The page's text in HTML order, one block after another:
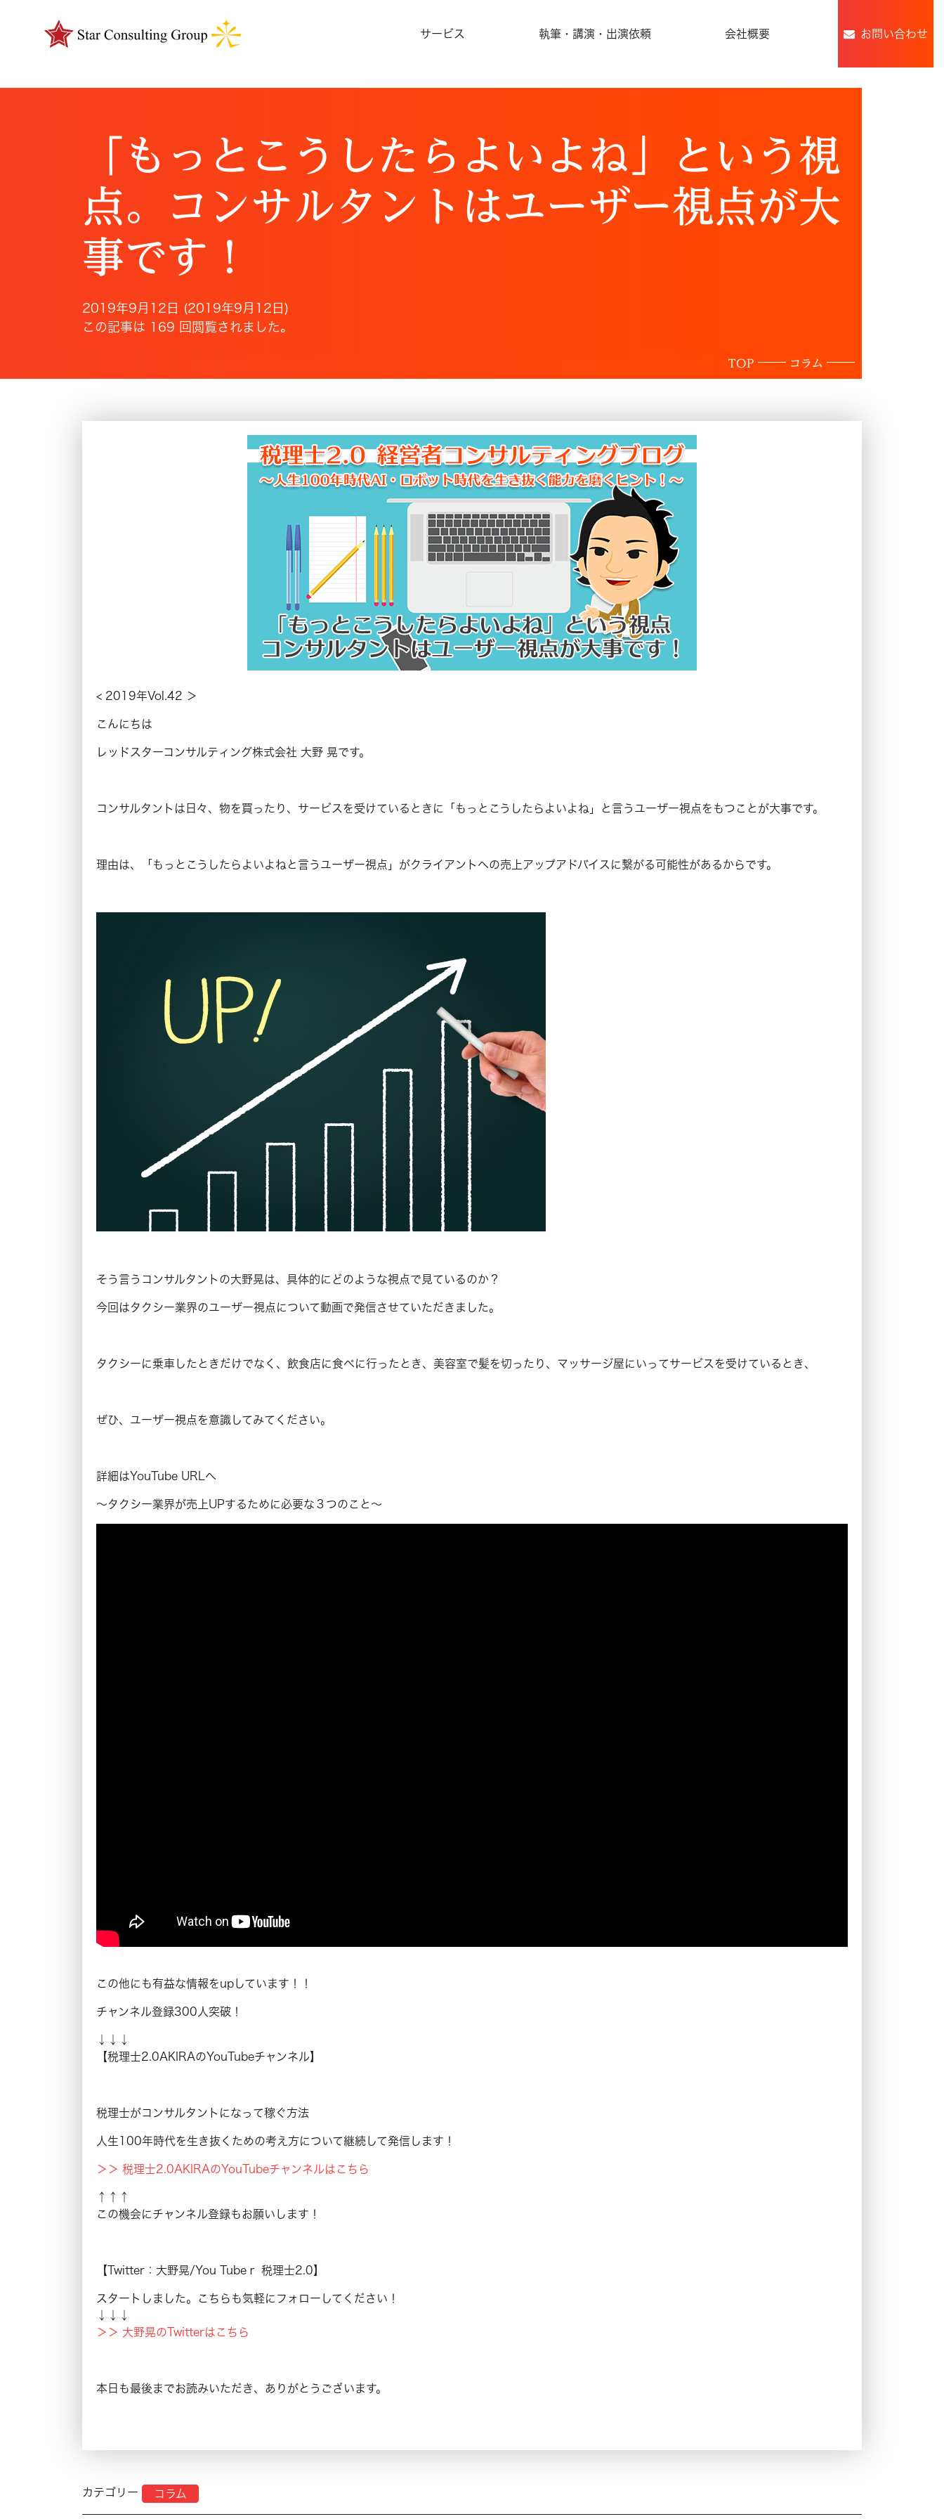
サービス 執筆・講演・出演依頼 会社概要 お問い合わせ
「もっとこうしたらよいよね」という視
点。コンサルタントはユーザー視点が大
事です！
2019年9月12日
(2019年9月12日)
この記事は 169 回閲覧されました。
TOP コラム
< 2019年Vol.42 ＞
こんにちは
レッドスターコンサルティング株式会社 大野 晃です。
コンサルタントは日々、物を買ったり、サービスを受けているときに「もっとこうしたらよいよね」と言うユーザー視点をもつことが大事です。
理由は、「もっとこうしたらよいよねと言うユーザー視点」がクライアントへの売上アップアドバイスに繋がる可能性があるからです。
そう言うコンサルタントの大野晃は、具体的にどのような視点で見ているのか？
今回はタクシー業界のユーザー視点について動画で発信させていただきました。
タクシーに乗車したときだけでなく、飲食店に食べに行ったとき、美容室で髪を切ったり、マッサージ屋にいってサービスを受けているとき、
ぜひ、ユーザー視点を意識してみてください。
詳細はYouTube URLへ
〜タクシー業界が売上UPするために必要な３つのこと〜
この他にも有益な情報をupしています！！
チャンネル登録300人突破！
↓↓↓
【税理士2.0AKIRAのYouTubeチャンネル】
税理士がコンサルタントになって稼ぐ方法
人生100年時代を生き抜くための考え方について継続して発信します！
＞＞ 税理士2.0AKIRAのYouTubeチャンネルはこちら
↑↑↑
この機会にチャンネル登録もお願いします！
【Twitter：大野晃/You Tubeｒ 税理士2.0】
スタートしました。こちらも気軽にフォローしてください！
↓↓↓
＞＞ 大野晃のTwitterはこちら
本日も最後までお読みいただき、ありがとうございます。
カテゴリー コラム